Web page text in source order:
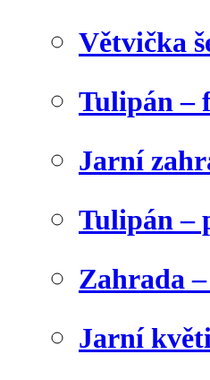
Větvička
Tulipán –
Jarní
Tulipán –
Zahrada
Jarní